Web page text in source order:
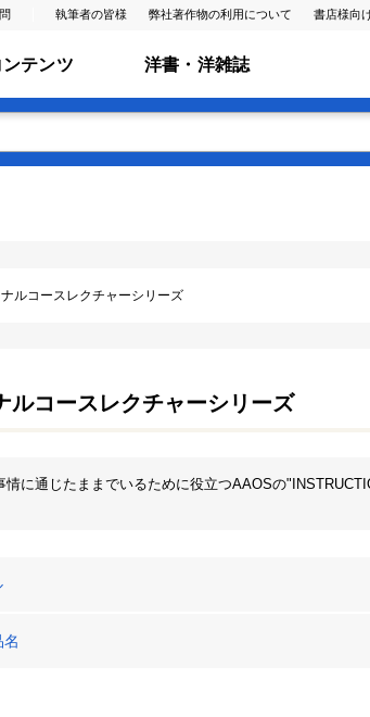
執筆者の皆様 弊社著作物の利用について 書店様向
テンツ 洋書・洋雑誌
ルコースレクチャーシリーズ
ルコースレクチャーシリーズ
に通じたままでいるために役立つAAOSの